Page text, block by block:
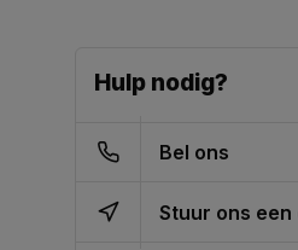
Hulp nodig?
Bel ons
Stuur ons een